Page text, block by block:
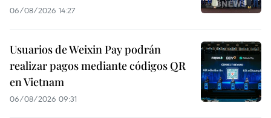
06/08/2026 14:27
Usuarios de Weixin Pay podrán
realizar pagos mediante códigos QR
en Vietnam
06/08/2026 09:31